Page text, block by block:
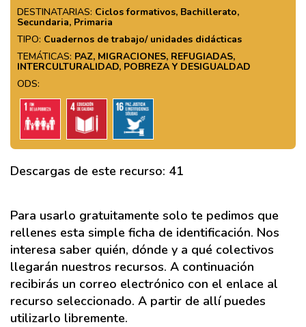
DESTINATARIAS: Ciclos formativos, Bachillerato,
Secundaria, Primaria
TIPO: Cuadernos de trabajo/ unidades didácticas
TEMÁTICAS: PAZ, MIGRACIONES, REFUGIADAS,
INTERCULTURALIDAD, POBREZA Y DESIGUALDAD
ODS:
Descargas de este recurso: 41
Para usarlo gratuitamente solo te pedimos que
rellenes esta simple ficha de identificación. Nos
interesa saber quién, dónde y a qué colectivos
llegarán nuestros recursos. A continuación
recibirás un correo electrónico con el enlace al
recurso seleccionado. A partir de allí puedes
utilizarlo libremente.